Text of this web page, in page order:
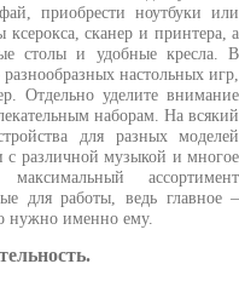
приобрести ноутбуки или
сканер и принтера, а
столы и удобные кресла. В
настольных игр,
Отдельно уделите внимание
наборам. На всякий
для разных моделей
различной музыкой и многое
ассортимент
для работы, ведь главное –
нужно именно ему.